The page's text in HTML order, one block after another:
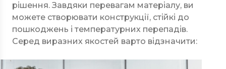
рішення. Завдяки перевагам матеріалу, ви
можете створювати конструкції, стійкі до
пошкоджень і температурних перепадів.
Серед виразних якостей варто відзначити: